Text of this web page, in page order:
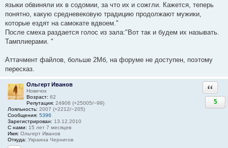
языки обвиняли их в содомии, за что их и сожгли. Кажется, теперь
понятно, какую средневековую традицию продолжают мужики,
которые ездят на самокате вдвоем."
После смеха раздается голос из зала:"Вот так и будем их называть.
Тамплиерами. "
Аттачмент файлов, больше 2Мб, на форуме не доступен, поэтому
пересказ.
Ольгерт Иванов
Новичок
Возраст: 62
Репутация: 24906 (+25005/−99)
Лояльность: 2007 (+2212/−205)
Сообщения: 5396
Зарегистрирован: 13.12.2010
С нами: 15 лет 7 месяцев
Имя: Ольгерт Иванов
Откуда: Украина Чернигов
5